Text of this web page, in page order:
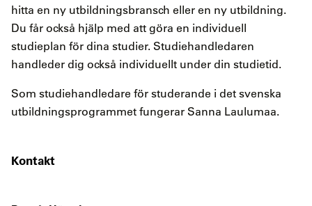
hitta en ny utbildningsbransch eller en ny utbildning.
Du får också hjälp med att göra en individuell
studieplan för dina studier. Studiehandledaren
handleder dig också individuellt under din studietid.
Som studiehandledare för studerande i det svenska
utbildningsprogrammet fungerar Sanna Laulumaa.
Kontakt